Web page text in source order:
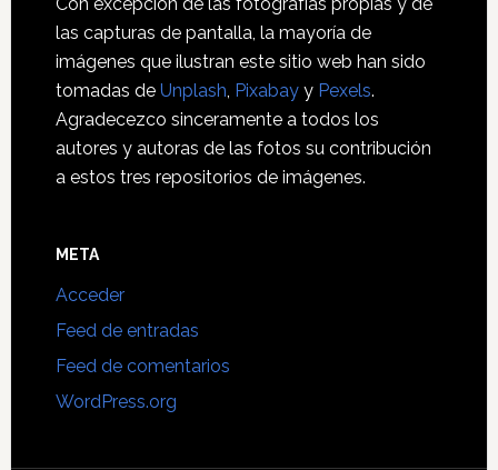
las capturas de pantalla, la mayoría de
imágenes que ilustran este sitio web han sido
tomadas de Unplash Pixabayy Pexels.
Agradecezco sinceramente a todos los
autores y autoras de las fotos su contribución
a estos tres repositorios de imágenes.
META
Acceder
Feed de entradas
Feed de comentarios
WordPress.org